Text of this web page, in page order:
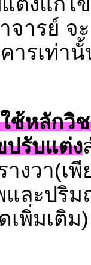
ารย์ จ
ารเท่า
ช้หลัก
ปรับแต่ง
งวา(เ
และป
เพิ่มเติม)